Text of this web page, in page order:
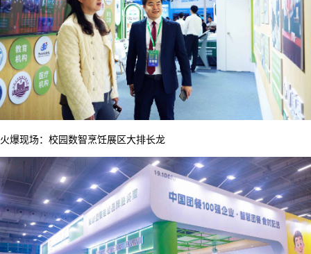
火爆现场：校园数智烹饪展区大排长龙